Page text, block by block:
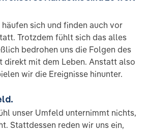
sich und finden auch vor
Trotzdem fühlt sich das alles
bedrohen uns die Folgen des
direkt mit dem Leben. Anstatt also
wir die Ereignisse hinunter.
unser Umfeld unternimmt nichts,
Stattdessen reden wir uns ein,